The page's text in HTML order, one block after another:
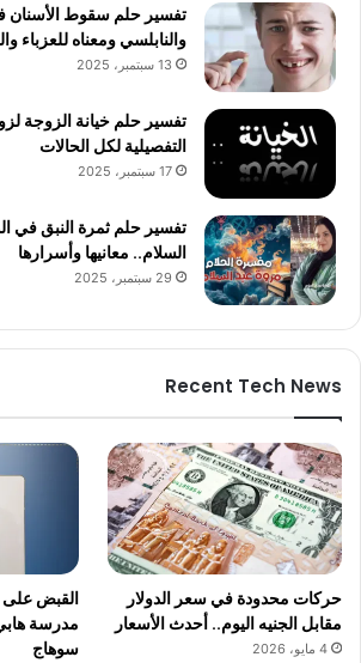
تفسير حلم سقوط الأسنان
والنابلسي ومعناه للعزباء
13 سبتمبر، 2025
تفسير حلم خيانة الزوجة
التفصيلية لكل الحالات
17 سبتمبر، 2025
تفسير حلم ثمرة النبق في
السلام.. معانيها وأسرارها
29 سبتمبر، 2025
Recent Tech News
حركات محدودة في سعر الدولار
مقابل الجنيه اليوم.. أحدث الأسعار
4 مايو، 2026
القبض على
مدرسة
سوهاج